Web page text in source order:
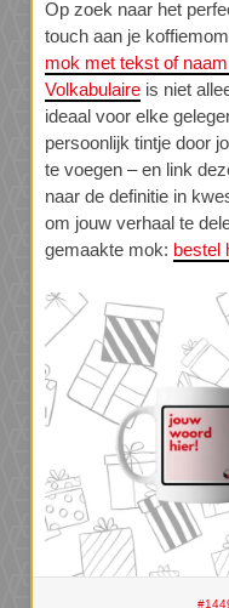
Op zoek naar het
touch aan je
mok met tekst of
Volkabulaire is niet
ideaal voor elke
persoonlijk tintje door
te voegen – en link
naar de definitie in
om jouw verhaal te
gemaakte mok: bestel